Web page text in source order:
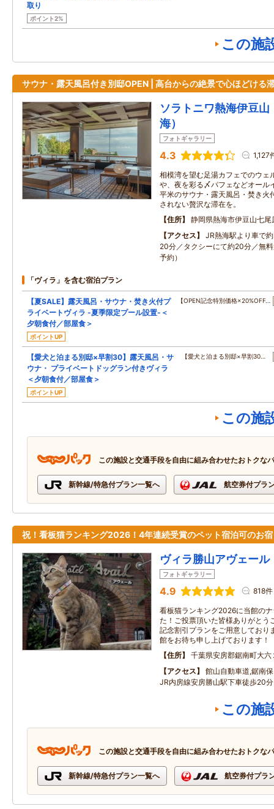
取り
ポイント2%
この施
サウナ・露天風呂付き別邸OPEN | 高台からの絶景で心ほどける
ソラトニワ熱海伊豆
海）
フォトギャラリー
4.3 1,127
相模湾を望む足湯カフェでのウェ
や、夜を彩る〆パフェなどオール
平米のサウナ・露天風呂・焚き火
されない贅沢な滞在を。
住所
静岡県熱海市伊豆山七
アクセス
JR熱海駅より車で
20分／タクシーにて約20分／無
予約）
「ヴィラ」を含む宿泊プラン
【夏SALE】露天風呂・サウナ・焚き火付プ
ライベートヴィラ -夏季限定プール設置-＜
夕朝食付／部屋食＞
ポイントUP
【OPEN記念特別価格×20%OFF…
【愛犬と泊まる別邸×早割30】露天風呂・サ
ウナ・ プライベートドッグラン付きヴィラ
＜夕朝食付／部屋食＞
ポイントUP
【愛犬と泊まる別邸×早割30…
この施
この施設と交通手段を自由に組み合わせたおトクな
新幹線/特急付プラン一覧へ 航空券付プラ
祝！看板猫ランキング2026！4年連続受賞のペット宿泊可のお
ヴィラ勝山アヴェール
フォトギャラリー
4.9 818件
看板猫ランキング2026に当館の
た！ご投票頂いた皆様ありがとう
記念割引プランをご用意しており
館をお待ち申し上げております！
住所
千葉県安房郡鋸南町大六
アクセス
館山自動車道,鋸南
JR内房線安房勝山駅下車徒歩20
この施
この施設と交通手段を自由に組み合わせたおトクな
新幹線/特急付プラン一覧へ 航空券付プラ